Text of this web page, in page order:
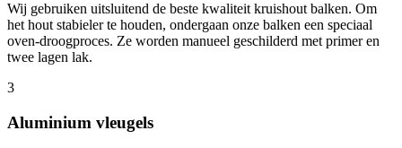
Wij gebruiken uitsluitend de beste kwaliteit kruishout balken. Om
het hout stabieler te houden, ondergaan onze balken een speciaal
oven-droogproces. Ze worden manueel geschilderd met primer en
twee lagen lak.
3
Aluminium vleugels